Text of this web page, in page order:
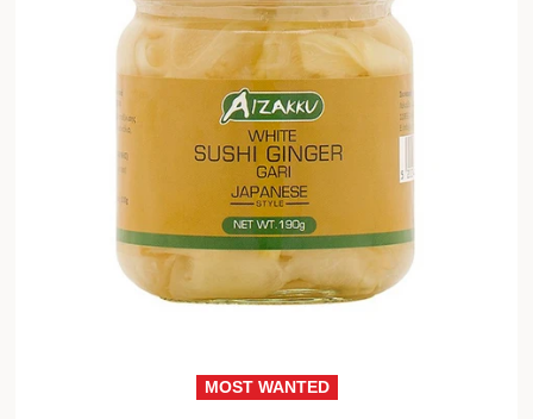
MOST WANTED